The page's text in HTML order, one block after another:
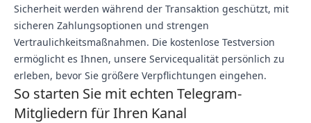
Sicherheit werden während der Transaktion geschützt, mit
sicheren Zahlungsoptionen und strengen
Vertraulichkeitsmaßnahmen. Die kostenlose Testversion
ermöglicht es Ihnen, unsere Servicequalität persönlich zu
erleben, bevor Sie größere Verpflichtungen eingehen.
So starten Sie mit echten Telegram-
Mitgliedern für Ihren Kanal